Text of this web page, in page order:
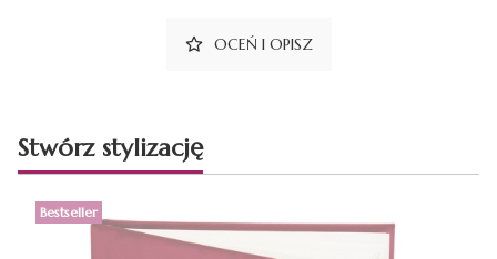
OCEŃ I OPISZ
Stwórz stylizację
Bestseller